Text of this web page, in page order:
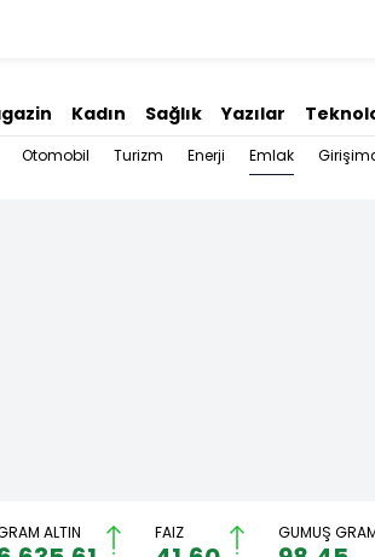
Kadın Sağlık Yazılar
Otomobil Turizm Enerji Emlak
ALTIN FAİZ GÜMÜŞ